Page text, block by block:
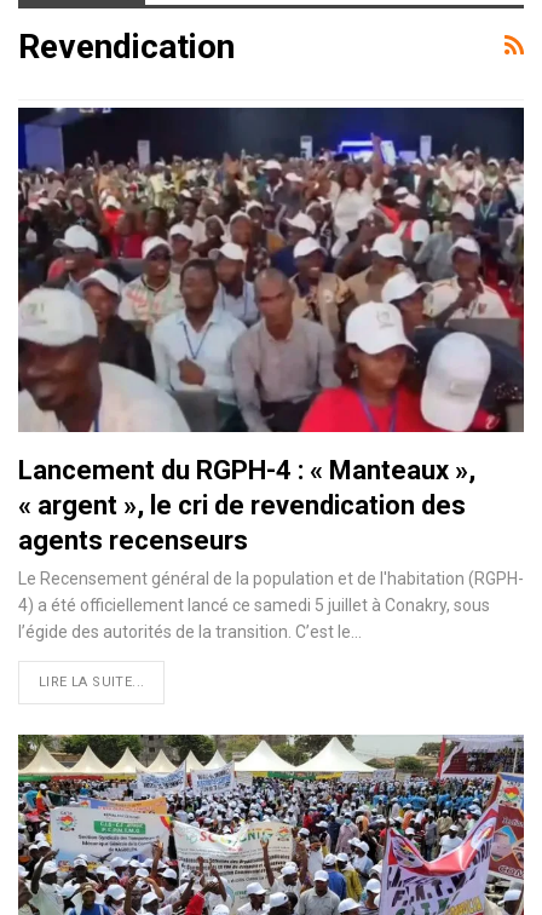
Revendication
Lancement du RGPH-4 : « Manteaux »,
« argent », le cri de revendication des
agents recenseurs
Le Recensement général de la population et de l'habitation (RGPH-
4) a été officiellement lancé ce samedi 5 juillet à Conakry, sous
l’égide des autorités de la transition. C’est le…
LIRE LA SUITE...